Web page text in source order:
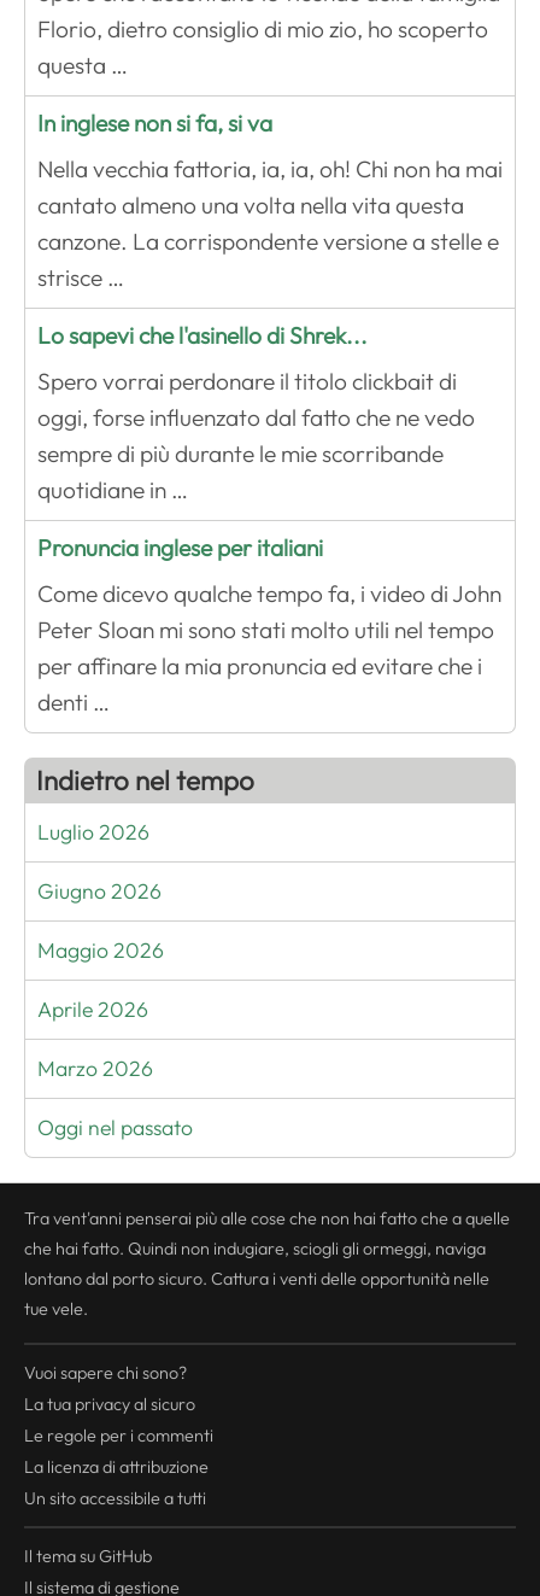
Florio, dietro consiglio di mio zio, ho scoperto
questa …
In inglese non si fa, si va
Nella vecchia fattoria, ia, ia, oh! Chi non ha mai
cantato almeno una volta nella vita questa
canzone. La corrispondente versione a stelle e
strisce …
Lo sapevi che l'asinello di Shrek...
Spero vorrai perdonare il titolo clickbait di
oggi, forse influenzato dal fatto che ne vedo
sempre di più durante le mie scorribande
quotidiane in …
Pronuncia inglese per italiani
Come dicevo qualche tempo fa, i video di John
Peter Sloan mi sono stati molto utili nel tempo
per affinare la mia pronuncia ed evitare che i
denti …
Indietro nel tempo
Luglio 2026
Giugno 2026
Maggio 2026
Aprile 2026
Marzo 2026
Oggi nel passato
Tra vent'anni penserai più alle cose che non hai fatto che a quelle
che hai fatto. Quindi non indugiare, sciogli gli ormeggi, naviga
lontano dal porto sicuro. Cattura i venti delle opportunità nelle
tue vele.
Vuoi sapere chi sono?
La tua privacyal sicuro
Le regole per i commenti
La licenza di attribuzione
Un sito accessibile a tutti
Il tema su GitHub
Il sistema di gestione